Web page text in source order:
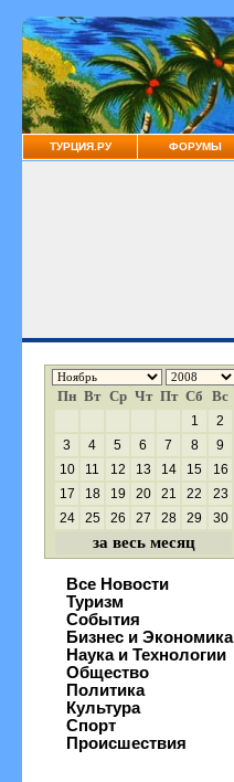
ТУРЦИЯ.РУ ФОРУМЫ
Пн Вт Ср Чт Пт Сб Вс
1
2
3
4 5 6 7 8
9
10
11 12 13 14 15
16
17
18 19 20 21 22
23
24
25 26 27 28 29 30
за весь месяц
Все Новости
Туризм
События
Бизнес и Экономика
Наука и Технологии
Общество
Политика
Культура
Спорт
Происшествия